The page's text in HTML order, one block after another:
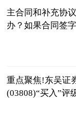
主合同和补充协
办？如果合同签
重点聚焦!东吴证
(03808)“买入”评